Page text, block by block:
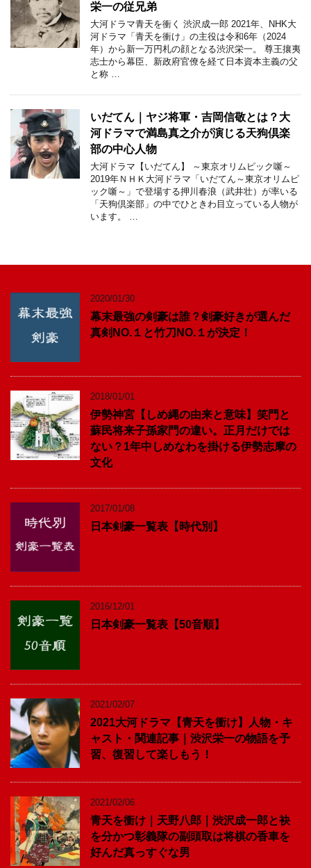
栄一の従兄弟
大河ドラマ青天を衝く 渋沢成一郎 2021年、NHK大
河ドラマ「青天を衝け」の主役は令和6年（2024
年）から新一万円札の顔となる渋沢栄一。 尊王攘夷
志士から幕臣、新政府官僚を経て日本資本主義の父
と称 …
いだてん｜ヤジ将軍・吉岡信敬とは？大
河ドラマで満島真之介が演じる天狗倶楽
部の中心人物
大河ドラマ【いだてん】 ～東京オリムピック噺～
2019年ＮＨＫ大河ドラマ「いだてん～東京オリムピ
ック噺～」で登場する押川春浪（武井壮）が率いる
「天狗倶楽部」の中でひときわ目立っている人物が
います。 …
2020/01/30
幕末最強の剣豪は誰？剣豪好きが選んだ
真剣NO.１と竹刀NO.１が決定！
2018/01/01
伊勢神宮【しめ縄の由来と意味】笑門と
蘇民将来子孫家門の違い。正月だけでは
ない？1年中しめなわを掛ける伊勢志摩の
文化
2017/01/08
日本剣豪一覧表【時代別】
2016/12/01
日本剣豪一覧表【50音順】
2021/02/07
2021大河ドラマ【青天を衝け】人物・キ
ャスト・関連記事｜渋沢栄一の物語を予
習、復習して楽しもう！
2021/02/06
青天を衝け｜天野八郎｜渋沢成一郎と袂
を分かつ彰義隊の副頭取は将棋の香車を
好んだ真っすぐな男